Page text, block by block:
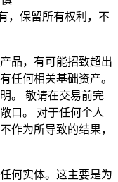
，保留所有权利，不
品，有可能招致超出
任何相关基础资产。
。 敬请在交易前完
口。 对于任何个人
作为所导致的结果，
何实体。这主要是为